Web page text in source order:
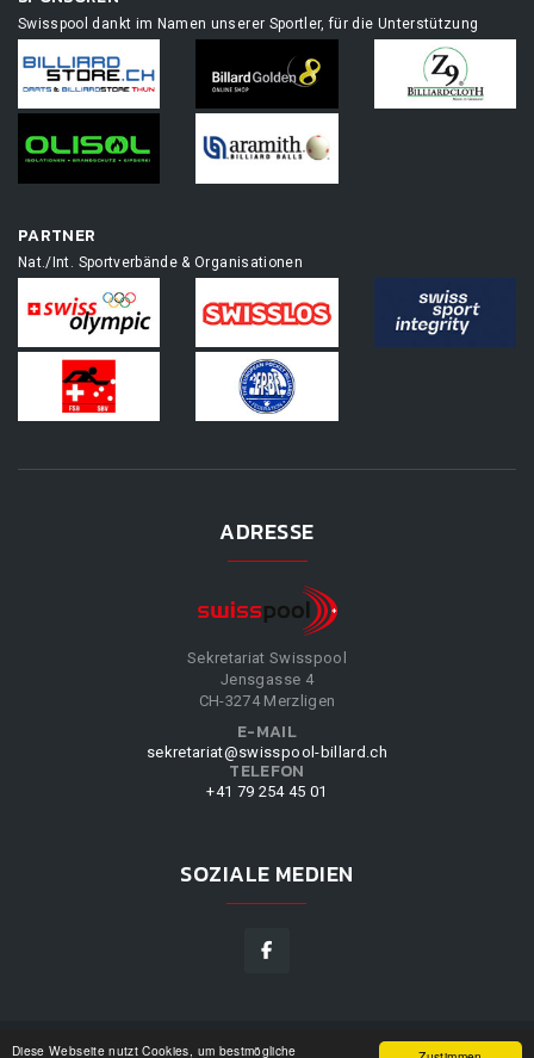
Diese Webseite nutzt Cookies, um bestmögliche
Swisspool dankt im Namen unserer Sportler, für die Unterstützung
PARTNER
Nat./Int. Sportverbände & Organisationen
ADRESSE
Sekretariat Swisspool
Jensgasse 4
CH-3274 Merzligen
E-MAIL
sekretariat@swisspool-billard.ch
TELEFON
+41 79 254 45 01
SOZIALE MEDIEN